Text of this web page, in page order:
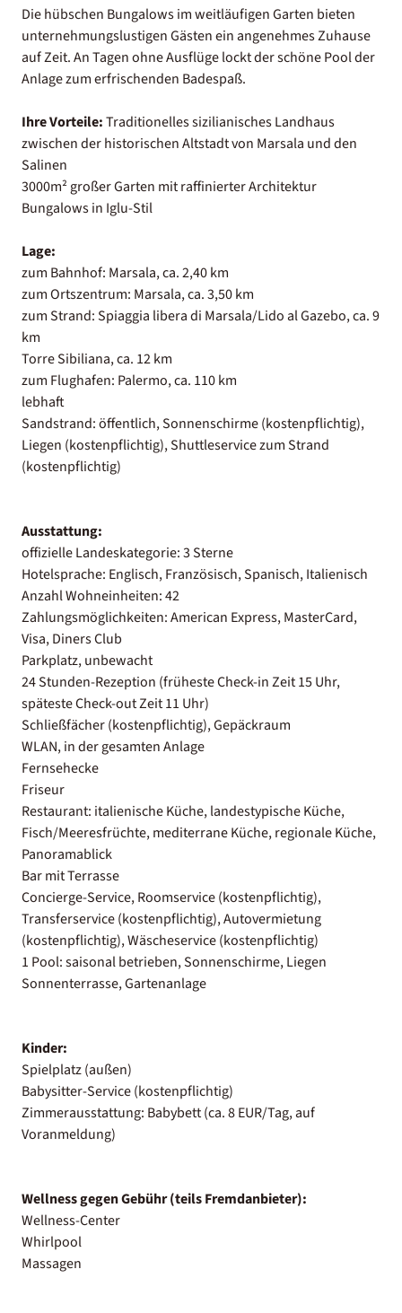
Die hübschen Bungalows im weitläufigen Garten bieten
unternehmungslustigen Gästen ein angenehmes Zuhause
auf Zeit. An Tagen ohne Ausflüge lockt der schöne Pool der
Anlage zum erfrischenden Badespaß.
Ihre Vorteile:Traditionelles sizilianisches Landhaus
zwischen der historischen Altstadt von Marsala und den
Salinen
3000m² großer Garten mit raffinierter Architektur
Bungalows in Iglu-Stil
Lage:
zum Bahnhof: Marsala, ca. 2,40 km
zum Ortszentrum: Marsala, ca. 3,50 km
zum Strand: Spiaggia libera di Marsala/Lido al Gazebo, ca. 9
km
Torre Sibiliana, ca. 12 km
zum Flughafen: Palermo, ca. 110 km
lebhaft
Sandstrand: öffentlich, Sonnenschirme (kostenpflichtig),
Liegen (kostenpflichtig), Shuttleservice zum Strand
(kostenpflichtig)
Ausstattung:
offizielle Landeskategorie: 3 Sterne
Hotelsprache: Englisch, Französisch, Spanisch, Italienisch
Anzahl Wohneinheiten: 42
Zahlungsmöglichkeiten: American Express, MasterCard,
Visa, Diners Club
Parkplatz, unbewacht
24 Stunden-Rezeption (früheste Check-in Zeit 15 Uhr,
späteste Check-out Zeit 11 Uhr)
Schließfächer (kostenpflichtig), Gepäckraum
WLAN, in der gesamten Anlage
Fernsehecke
Friseur
Restaurant: italienische Küche, landestypische Küche,
Fisch/Meeresfrüchte, mediterrane Küche, regionale Küche,
Panoramablick
Bar mit Terrasse
Concierge-Service, Roomservice (kostenpflichtig),
Transferservice (kostenpflichtig), Autovermietung
(kostenpflichtig), Wäscheservice (kostenpflichtig)
1 Pool: saisonal betrieben, Sonnenschirme, Liegen
Sonnenterrasse, Gartenanlage
Kinder:
Spielplatz (außen)
Babysitter-Service (kostenpflichtig)
Zimmerausstattung: Babybett (ca. 8 EUR/Tag, auf
Voranmeldung)
Wellness gegen Gebühr (teils Fremdanbieter):
Wellness-Center
Whirlpool
Massagen